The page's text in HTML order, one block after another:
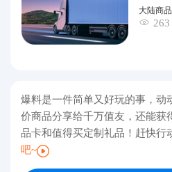
大陆商
263
爆料是一件简单又好玩的事，动
价商品分享给千万值友，还能获
品卡和值得买定制礼品！赶快行
吧~